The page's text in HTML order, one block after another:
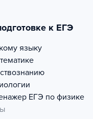
к ЕГЭ
языку
ЕГЭ по физике